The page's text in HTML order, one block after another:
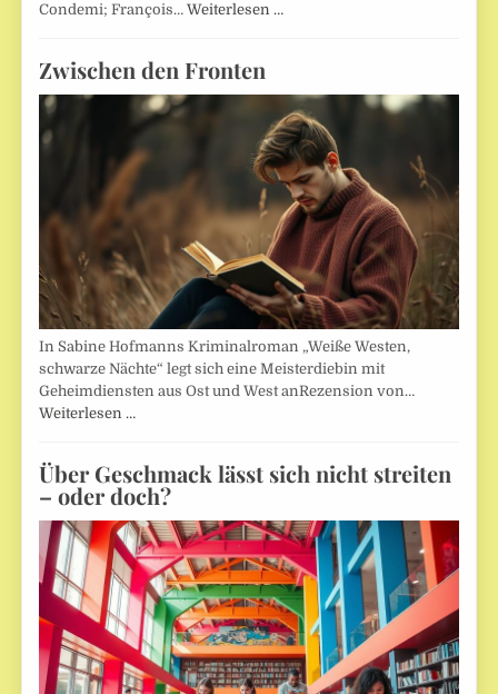
Condemi; François…Weiterlesen …
Zwischen den Fronten
In Sabine Hofmanns Kriminalroman „Weiße Westen,
schwarze Nächte“ legt sich eine Meisterdiebin mit
Geheimdiensten aus Ost und West anRezension von…
Weiterlesen …
Über Geschmack lässt sich nicht streiten
– oder doch?